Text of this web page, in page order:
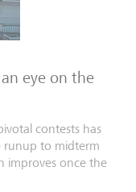
eye on the
contests has
runup to midterm
improves once the